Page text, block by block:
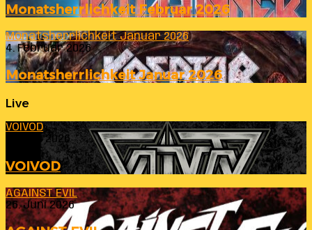
Monatsherrlichkeit Februar 2026
Monatsherrlichkeit Januar 2026
4. Februar 2026
Monatsherrlichkeit Januar 2026
Live
VOIVOD
23. Juli 2026
VOIVOD
AGAINST EVIL
26. Juni 2026